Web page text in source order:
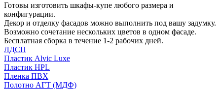
Готовы изготовить шкафы-купе любого размера и
конфигурации.
Декор и отделку фасадов можно выполнить под вашу задумку.
Возможно сочетание нескольких цветов в одном фасаде.
Бесплатная сборка в течение 1-2 рабочих дней.
ЛДСП
Пластик Alvic Luxe
Пластик HPL
Пленка ПВХ
Полотно АГТ (МДФ)